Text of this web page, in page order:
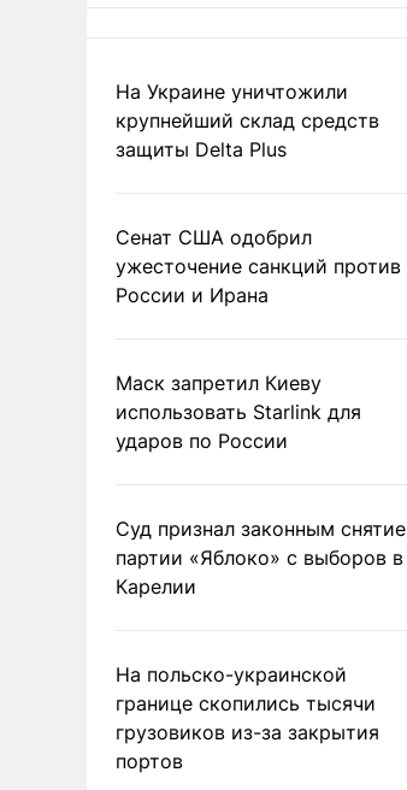
На Украине уничтожили
крупнейший склад средств
защиты Delta Plus
Сенат США одобрил
ужесточение санкций против
России и Ирана
Маск запретил Киеву
использовать Starlink для
ударов по России
Суд признал законным снятие
партии «Яблоко» с выборов в
Карелии
На польско-украинской
границе скопились тысячи
грузовиков из-за закрытия
портов